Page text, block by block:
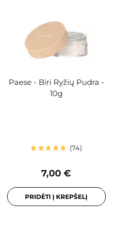
Paese - Biri Ryžių Pudra -
10g
74
7,00 €
PRIDĖTI Į KREPŠELĮ